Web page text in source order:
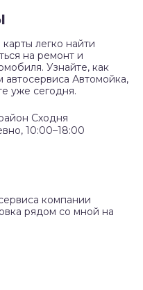
легко найти
на ремонт и
Узнайте, как
Автомойка,
уже сегодня.
Сходня
10:00–18:00
компании
рядом со мной на